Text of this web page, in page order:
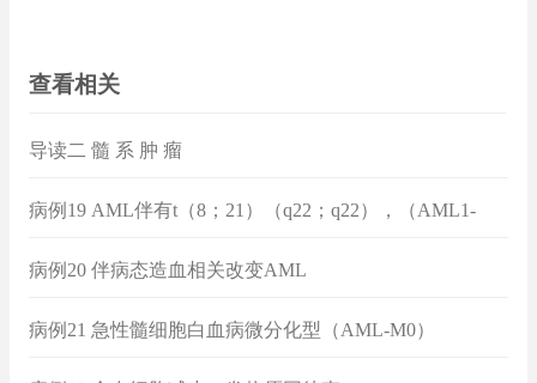
查看相关
导读二 髓 系 肿 瘤
病例19 AML伴有t（8；21）（q22；q22），（AML1-
病例20 伴病态造血相关改变AML
病例21 急性髓细胞白血病微分化型（AML-M0）